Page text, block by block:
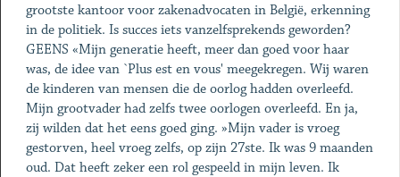
grootste kantoor voor zakenadvocaten in België, erkenning
in de politiek. Is succes iets vanzelfsprekends geworden?
GEENS «Mijn generatie heeft, meer dan goed voor haar
was, de idee van `Plus est en vous' meegekregen. Wij waren
de kinderen van mensen die de oorlog hadden overleefd.
Mijn grootvader had zelfs twee oorlogen overleefd. En ja,
zij wilden dat het eens goed ging. »Mijn vader is vroeg
gestorven, heel vroeg zelfs, op zijn 27ste. Ik was 9 maanden
oud. Dat heeft zeker een rol gespeeld in mijn leven. Ik